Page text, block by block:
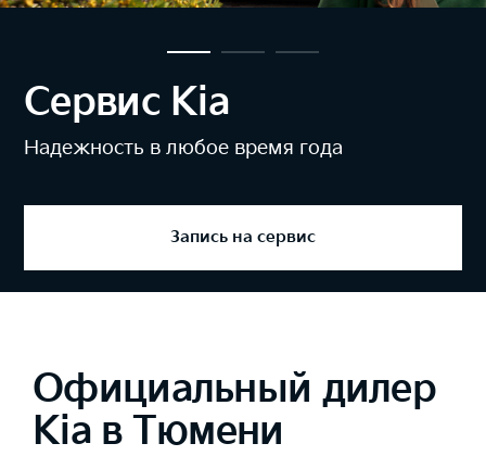
Сервис Kia
Надежность в любое время года
Запись на сервис
Официальный дилер
Kia в Тюмени